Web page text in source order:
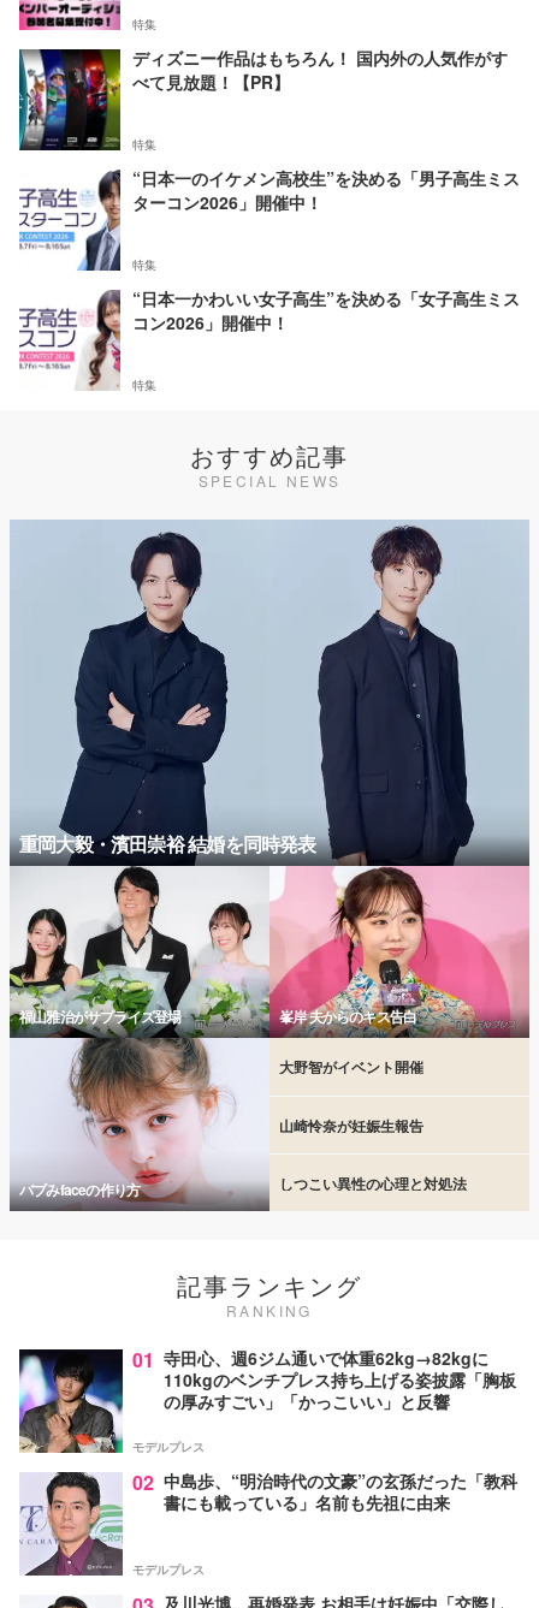
特集
ディズニー作品はもちろん！ 国内外の人気作がす
べて見放題！【PR】
特集
“日本一のイケメン高校生”を決める「男子高生ミス
ターコン2026」開催中！
特集
“日本一かわいい女子高生”を決める「女子高生ミス
コン2026」開催中！
特集
おすすめ記事
SPECIAL NEWS
重岡大毅・濱田崇裕 結婚を同時発表
福山雅治がサプライズ登場 峯岸 夫からのキス告白
バブみfaceの作り方
大野智がイベント開催
山崎怜奈が妊娠生報告
しつこい異性の心理と対処法
記事ランキング
RANKING
01 寺田心、週6ジム通いで体重62kg→82kgに
110kgのベンチプレス持ち上げる姿披露「胸板
の厚みすごい」「かっこいい」と反響
モデルプレス
02 中島歩、“明治時代の文豪”の玄孫だった「教科
書にも載っている」名前も先祖に由来
モデルプレス
及川光博、再婚発表 お相手は妊娠中「交際し